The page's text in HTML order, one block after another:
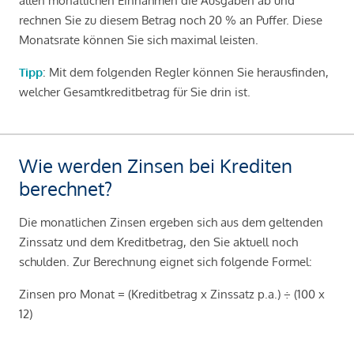
rechnen Sie zu diesem Betrag noch 20 % an Puffer. Diese
Monatsrate können Sie sich maximal leisten.
Tipp: Mit dem folgenden Regler können Sie herausfinden,
welcher Gesamtkreditbetrag für Sie drin ist.
Wie werden Zinsen bei Krediten
berechnet?
Die monatlichen Zinsen ergeben sich aus dem geltenden
Zinssatz und dem Kreditbetrag, den Sie aktuell noch
schulden. Zur Berechnung eignet sich folgende Formel:
Zinsen pro Monat = (Kreditbetrag x Zinssatz p.a.) ÷ (100 x
12)